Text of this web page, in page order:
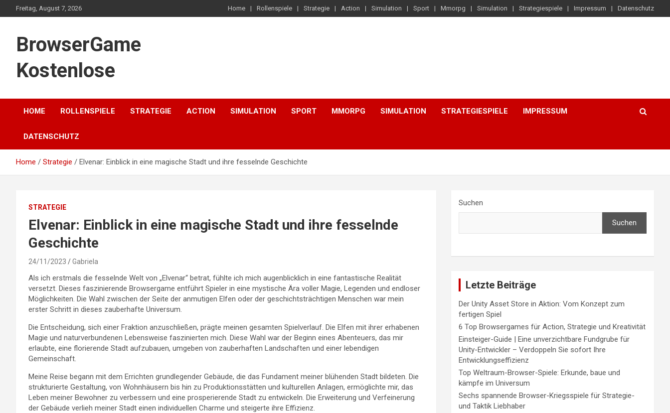
to
Freitag, August 7, 2026 Home Rollenspiele Strategie Action Simulation Sport Mmorpg Simulation Strategiespiele Impressum Datenschutz
BrowserGame
Kostenlose
HOME ROLLENSPIELE STRATEGIE ACTION SIMULATION SPORT MMORPG SIMULATION STRATEGIESPIELE IMPRESSUM
DATENSCHUTZ
Home Strategie Elvenar: Einblick in eine magische Stadt und ihre fesselnde Geschichte
STRATEGIE
Elvenar: Einblick in eine magische Stadt und ihre fesselnde
Geschichte
24/11/2023 Gabriela
Als ich erstmals die fesselnde Welt von „Elvenar“ betrat, fühlte ich mich augenblicklich in eine fantastische Realität
versetzt. Dieses faszinierende Browsergame entführt Spieler in eine mystische Ära voller Magie, Legenden und endloser
Möglichkeiten. Die Wahl zwischen der Seite der anmutigen Elfen oder der geschichtsträchtigen Menschen war mein
erster Schritt in dieses zauberhafte Universum.
Die Entscheidung, sich einer Fraktion anzuschließen, prägte meinen gesamten Spielverlauf. Die Elfen mit ihrer erhabenen
Magie und naturverbundenen Lebensweise faszinierten mich. Diese Wahl war der Beginn eines Abenteuers, das mir
erlaubte, eine florierende Stadt aufzubauen, umgeben von zauberhaften Landschaften und einer lebendigen
Gemeinschaft.
Meine Reise begann mit dem Errichten grundlegender Gebäude, die das Fundament meiner blühenden Stadt bildeten. Die
strukturierte Gestaltung, von Wohnhäusern bis hin zu Produktionsstätten und kulturellen Anlagen, ermöglichte mir, das
Leben meiner Bewohner zu verbessern und eine prosperierende Stadt zu entwickeln. Die Erweiterung und Verfeinerung
der Gebäude verlieh meiner Stadt einen individuellen Charme und steigerte ihre Effizienz.
Suchen
Suchen
Letzte Beiträge
Der Unity Asset Store in Aktion: Vom Konzept zum
fertigen Spiel
6 Top Browsergames für Action, Strategie und Kreativität
Einsteiger-Guide | Eine unverzichtbare Fundgrube für
Unity-Entwickler – Verdoppeln Sie sofort Ihre
Entwicklungseffizienz
Top Weltraum-Browser-Spiele: Erkunde, baue und
kämpfe im Universum
Sechs spannende Browser-Kriegsspiele für Strategie-
und Taktik Liebhaber